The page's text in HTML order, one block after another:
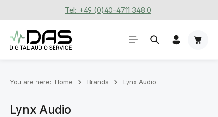
Skip to main contentTel: +49 (0)40-4711 348 0
You are here: Home Brands Lynx Audio
Lynx Audio